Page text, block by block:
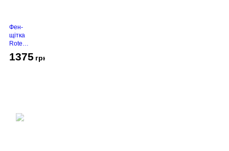
Фен-
щітка
Rotex
RHC-
490-T
1375 грн